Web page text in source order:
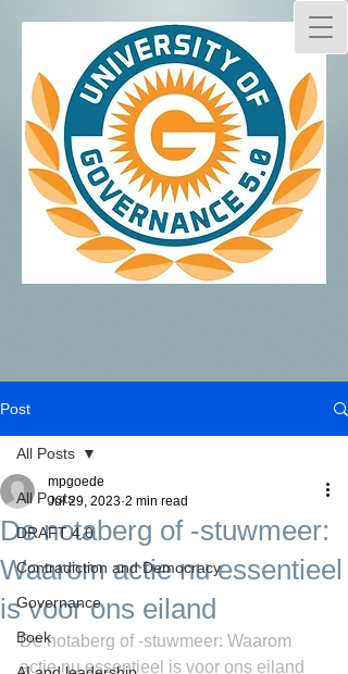
Post
All Posts
DRAFT 4.0
Contradiction and Democracy
Governance
Boek
All Posts
De notaberg of -stuwmeer:
Waarom actie nu essentieel
is voor ons eiland
mpgoede
Jul 29, 2023 2 min read
De notaberg of -stuwmeer: Waarom
actie nu essentieel is voor ons eiland